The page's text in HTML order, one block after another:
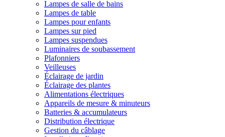
Lampes de salle de bains
Lampes de table
Lampes pour enfants
Lampes sur pied
Lampes suspendues
Luminaires de soubassement
Plafonniers
Veilleuses
Éclairage de jardin
Éclairage des plantes
Alimentations électriques
Appareils de mesure & minuteurs
Batteries & accumulateurs
Distribution électrique
Gestion du câblage